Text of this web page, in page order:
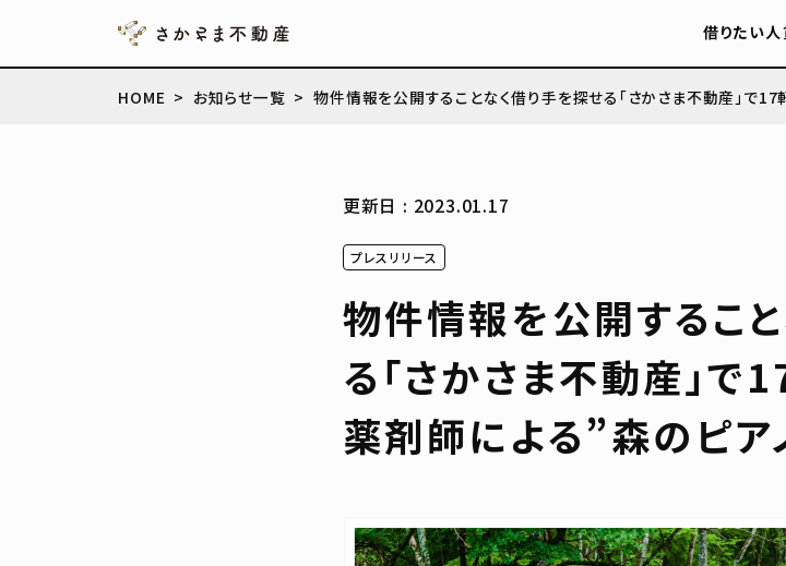
借りたい人
HOME お知らせ一覧 物件情報を公開することなく借り手を探せる「さかさま不動産」で
更新日 : 2023.01.17
プレスリリース
物件情報を公開するこ
る「さかさま不動産」
薬剤師による”森のピ